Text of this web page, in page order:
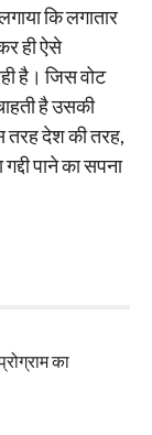
कि लगातार
ही ऐसे
है। जिस वोट
है उसकी
तरह देश की तरह,
पाने का सपना
का